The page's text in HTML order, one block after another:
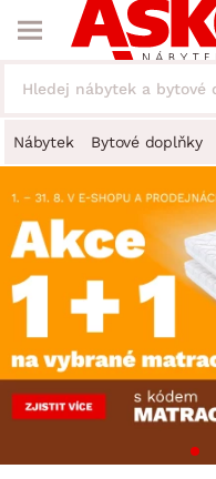
Nábytek Bytové doplňky